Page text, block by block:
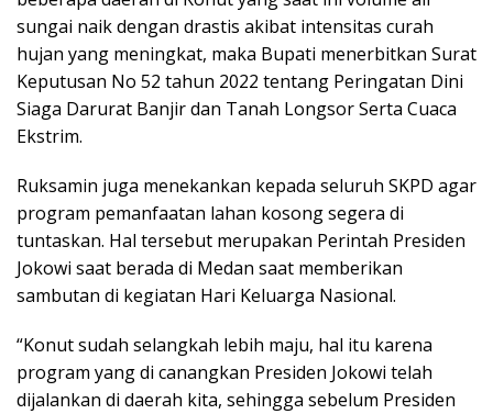
sungai naik dengan drastis akibat intensitas curah
hujan yang meningkat, maka Bupati menerbitkan Surat
Keputusan No 52 tahun 2022 tentang Peringatan Dini
Siaga Darurat Banjir dan Tanah Longsor Serta Cuaca
Ekstrim.
Ruksamin juga menekankan kepada seluruh SKPD agar
program pemanfaatan lahan kosong segera di
tuntaskan. Hal tersebut merupakan Perintah Presiden
Jokowi saat berada di Medan saat memberikan
sambutan di kegiatan Hari Keluarga Nasional.
“Konut sudah selangkah lebih maju, hal itu karena
program yang di canangkan Presiden Jokowi telah
dijalankan di daerah kita, sehingga sebelum Presiden